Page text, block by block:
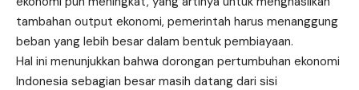
tambahan output ekonomi, pemerintah harus menanggung
beban yang lebih besar dalam bentuk pembiayaan.
Hal ini menunjukkan bahwa dorongan pertumbuhan ekonomi
Indonesia sebagian besar masih datang dari sisi